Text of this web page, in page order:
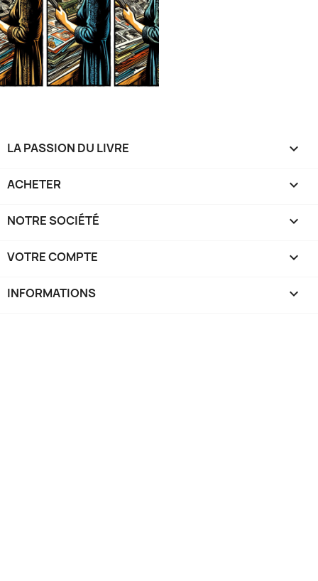
LA PASSION DU LIVRE 
ACHETER 
NOTRE SOCIÉTÉ 
VOTRE COMPTE 
INFORMATIONS keyboard_arrow_down